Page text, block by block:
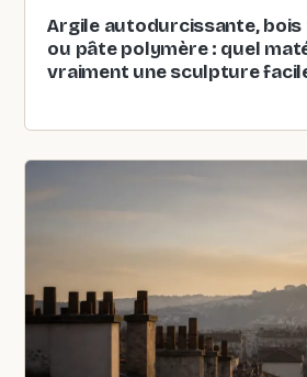
Argile autodurcissante,
ou pâte polymère : quel
vraiment une sculpture